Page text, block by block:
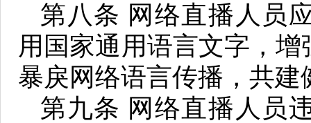
第八条 网络直播人员
用国家通用语言文字，
暴戾网络语言传播，共
第九条 网络直播人员